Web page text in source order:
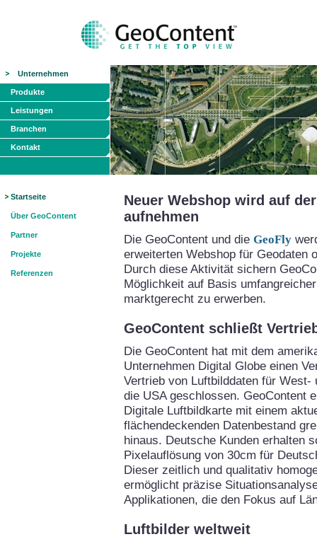
Unternehmen
Produkte
Leistungen
Branchen
Kontakt
Startseite
Über GeoContent
Partner
Projekte
Referenzen
Neuer Webshop wird auf
aufnehmen
Die GeoContent und die GeoFly
erweiterten Webshop für Geodaten
Durch diese Aktivität sichern
Möglichkeit auf Basis
marktgerecht zu erwerben.
GeoContent schließt
Die GeoContent hat mit dem
Unternehmen Digital Globe einen
Vertrieb von Luftbilddaten für West-
die USA geschlossen. GeoContent
Digitale Luftbildkarte mit einem
flächendeckenden Datenbestand
hinaus. Deutsche Kunden erhalten
Pixelauflösung von 30cm für
Dieser zeitlich und qualitativ
ermöglicht präzise
Applikationen, die den Fokus auf
Luftbilder weltweit